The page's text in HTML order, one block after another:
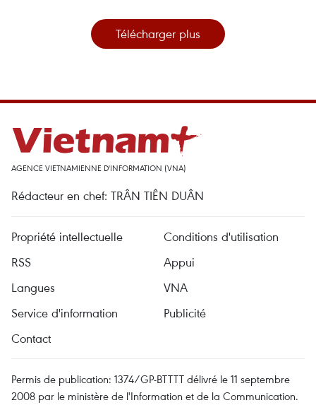
Télécharger plus
AGENCE VIETNAMIENNE D'INFORMATION (VNA)
Rédacteur en chef: TRÂN TIÊN DUÂN
Propriété intellectuelle
Conditions d'utilisation
RSS
Appui
Langues
VNA
Service d'information
Publicité
Contact
Permis de publication: 1374/GP-BTTTT délivré le 11 septembre
2008 par le ministère de l'Information et de la Communication.